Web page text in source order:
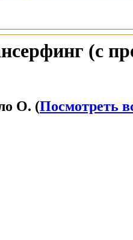
(с
О. (Посмотреть